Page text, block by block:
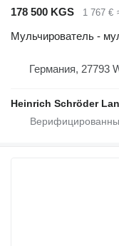
178 500 KGS
1 767 €
Мульчирователь -
Германия, 27793
Heinrich Schröder